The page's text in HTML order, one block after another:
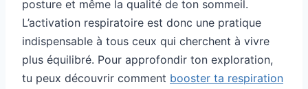
posture et même la qualité de ton sommeil.
L’activation respiratoire est donc une pratique
indispensable à tous ceux qui cherchent à vivre
plus équilibré. Pour approfondir ton exploration,
tu peux découvrir comment booster ta respiration